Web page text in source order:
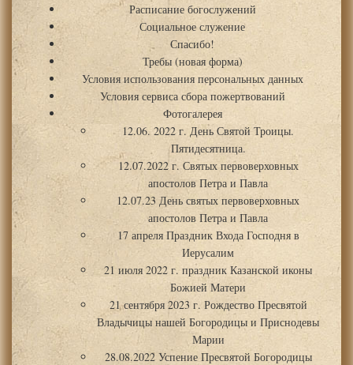
Расписание богослужений
Социальное служение
Спасибо!
Требы (новая форма)
Условия использования персональных данных
Условия сервиса сбора пожертвований
Фотогалерея
12.06. 2022 г. День Святой Троицы.
Пятидесятница.
12.07.2022 г. Святых первоверховных
апостолов Петра и Павла
12.07.23 День святых первоверховных
апостолов Петра и Павла
17 апреля Праздник Входа Господня в
Иерусалим
21 июля 2022 г. праздник Казанской иконы
Божией Матери
21 сентября 2023 г. Рождество Пресвятой
Владычицы нашей Богородицы и Приснодевы
Марии
28.08.2022 Успение Пресвятой Богородицы